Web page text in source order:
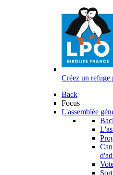
Créez un refuge
Back
Focus
L'assemblée